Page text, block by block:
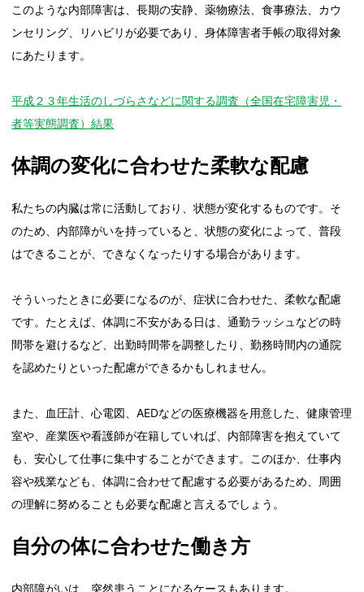
このような内部障害は、長期の安静、薬物療法、食事療法、カウ
ンセリング、リハビリが必要であり、身体障害者手帳の取得対象
にあたります。
平成２３年生活のしづらさなどに関する調査（全国在宅障害児・
者等実態調査）結果
体調の変化に合わせた柔軟な配慮
私たちの内臓は常に活動しており、状態が変化するものです。そ
のため、内部障がいを持っていると、状態の変化によって、普段
はできることが、できなくなったりする場合があります。
そういったときに必要になるのが、症状に合わせた、柔軟な配慮
です。たとえば、体調に不安がある日は、通勤ラッシュなどの時
間帯を避けるなど、出勤時間帯を調整したり、勤務時間内の通院
を認めたりといった配慮ができるかもしれません。
また、血圧計、心電図、AEDなどの医療機器を用意した、健康管理
室や、産業医や看護師が在籍していれば、内部障害を抱えていて
も、安心して仕事に集中することができます。このほか、仕事内
容や残業なども、体調に合わせて配慮する必要があるため、周囲
の理解に努めることも必要な配慮と言えるでしょう。
自分の体に合わせた働き方
内部障がいは、突然患うことになるケースもあります。